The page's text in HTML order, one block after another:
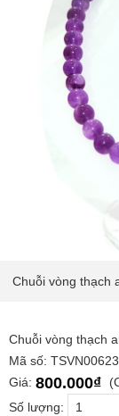
Chuỗi vòng thạch
Chuỗi vòng thạch
Mã số:
Giá: 800.000₫
Số lượng: